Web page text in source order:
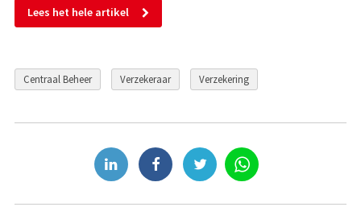
Lees het hele artikel
Centraal Beheer Verzekeraar Verzekering